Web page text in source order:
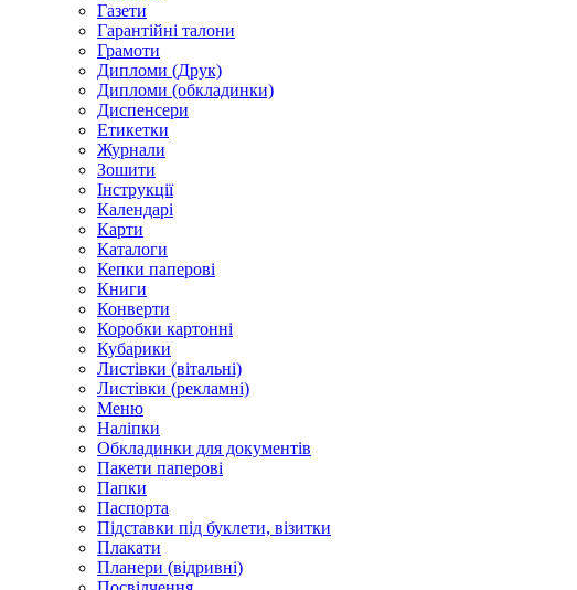
Газети
Гарантійні талони
Грамоти
Дипломи (Друк)
Дипломи (обкладинки)
Диспенсери
Етикетки
Журнали
Зошити
Інструкції
Календарі
Карти
Каталоги
Кепки паперові
Книги
Конверти
Коробки картонні
Кубарики
Листівки (вітальні)
Листівки (рекламні)
Меню
Наліпки
Обкладинки для документів
Пакети паперові
Папки
Паспорта
Підставки під буклети, візитки
Плакати
Планери (відривні)